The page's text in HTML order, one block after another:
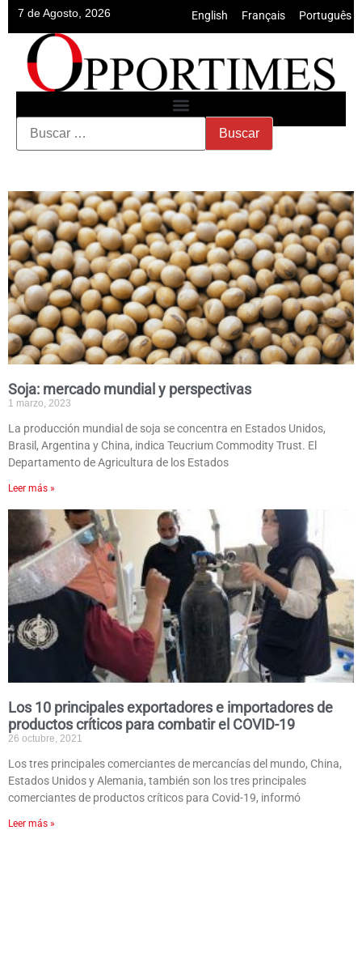
7 de Agosto, 2026 English Français Português
Soja: mercado mundial y perspectivas
1 marzo, 2023
La producción mundial de soja se concentra en Estados Unidos,
Brasil, Argentina y China, indica Teucrium Commodity Trust. El
Departamento de Agricultura de los Estados
Leer más »
Los 10 principales exportadores e importadores de
productos críticos para combatir el COVID-19
26 octubre, 2021
Los tres principales comerciantes de mercancías del mundo, China,
Estados Unidos y Alemania, también son los tres principales
comerciantes de productos críticos para Covid-19, informó
Leer más »